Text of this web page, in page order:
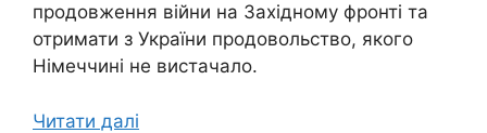
продовження війни на Західному фронті та
отримати з України продовольство, якого
Німеччині не вистачало.
Читати далі